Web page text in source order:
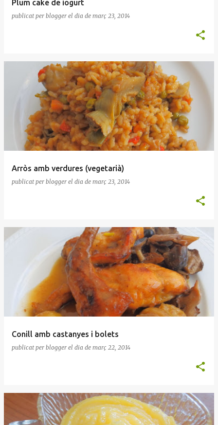
Plum cake de iogurt
publicat per blogger el dia de març 23, 2014
Arròs amb verdures (vegetarià)
publicat per blogger el dia de març 23, 2014
Conill amb castanyes i bolets
publicat per blogger el dia de març 22, 2014